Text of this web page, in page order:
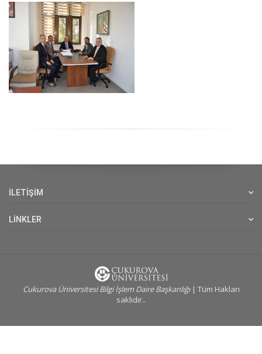
İLETİŞİM
LİNKLER
Cukurova Üniversitesi Bilgi İşlem Daire Başkanlığı| Tüm Hakları
saklıdır..